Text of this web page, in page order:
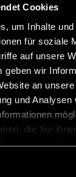
Cookies
um Inhalte
für soziale
auf unsere
geben wir
an
und Analysen
die Sie
Fokus
im
vertreibt